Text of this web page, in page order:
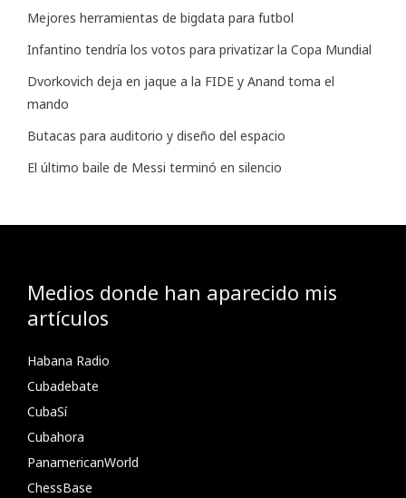
Mejores herramientas de bigdata para futbol
Infantino tendría los votos para privatizar la Copa Mundial
Dvorkovich deja en jaque a la FIDE y Anand toma el
mando
Butacas para auditorio y diseño del espacio
El último baile de Messi terminó en silencio
Medios donde han aparecido mis
artículos
Habana Radio
Cubadebate
CubaSí
Cubahora
PanamericanWorld
ChessBase